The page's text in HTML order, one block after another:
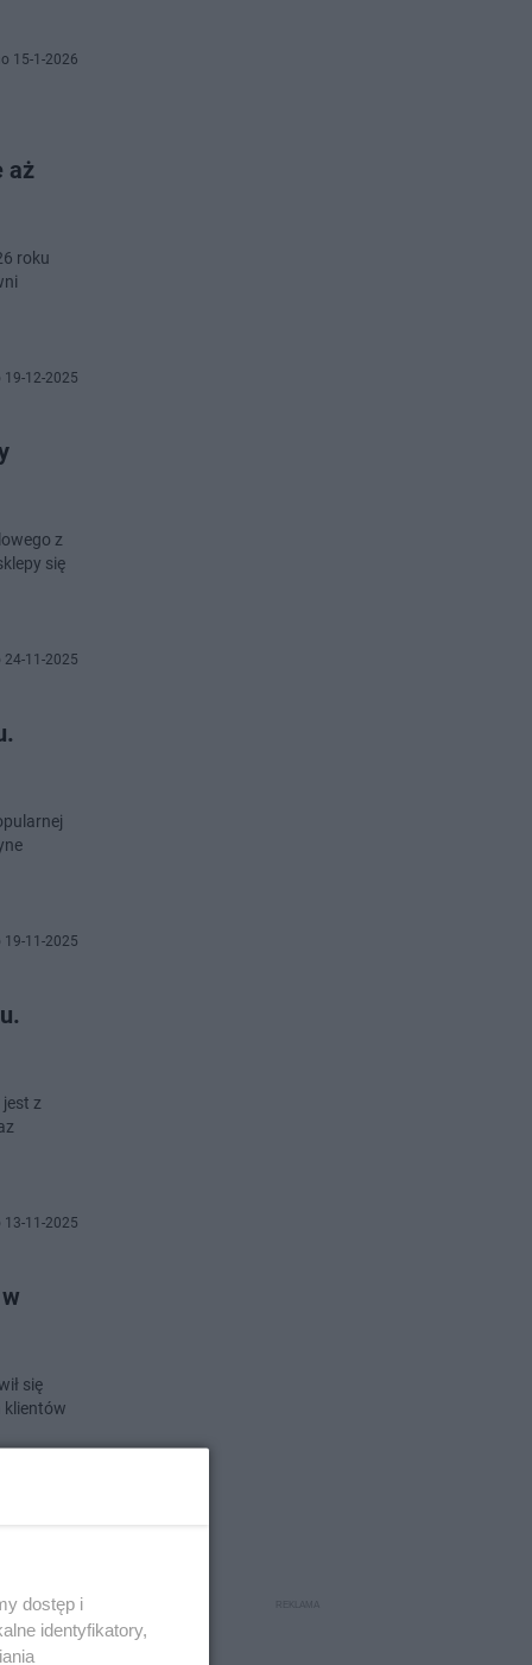
15-1-2026
aż
roku
19-12-2025
z
się
24-11-2025
19-11-2025
z
13-11-2025
się
klientów
dostęp i
identyfikatory,